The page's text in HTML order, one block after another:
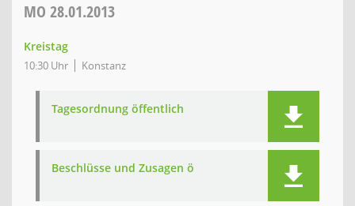
MO 28.01.2013
Kreistag
10:30 Uhr Konstanz
Tagesordnung öffentlich
Beschlüsse und Zusagen ö